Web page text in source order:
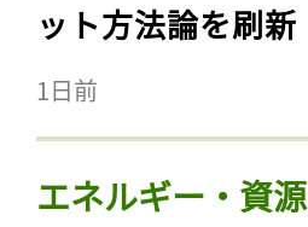
ット方法論を刷新
1日前
エネルギー・資源